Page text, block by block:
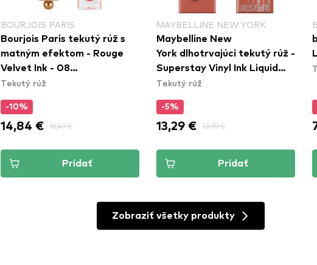
BOURJOIS PARIS
Bourjois Paris tekutý rúž s
matným efektom - Rouge
Velvet Ink - 08
Coquelic\'Hot
Tekutý rúž
-10%
14,84 € 16,49 €
Pridať
MAYBELLINE NEW YORK
Maybelline New
York dlhotrvajúci tekutý rúž -
Superstay Vinyl Ink Liquid
Lipstick - 105 Golden
Tekutý rúž
-5%
13,29 € 13,99 €
Pridať
Zobraziť všetky produkty